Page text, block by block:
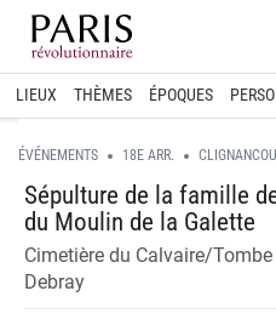
Home
LIEUX THÈMES ÉPOQUES
ÉVÉNEMENTS 18E ARR.
Sépulture de la famille
du Moulin de la Galette
Cimetière du Calvaire/
Debray